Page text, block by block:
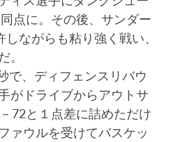
点に。その後、サンダー
ながらも粘り強く戦い、
。
で、ディフェンスリバウ
がドライブからアウトサ
72と１点差に詰めただけ
ァウルを受けてバスケッ